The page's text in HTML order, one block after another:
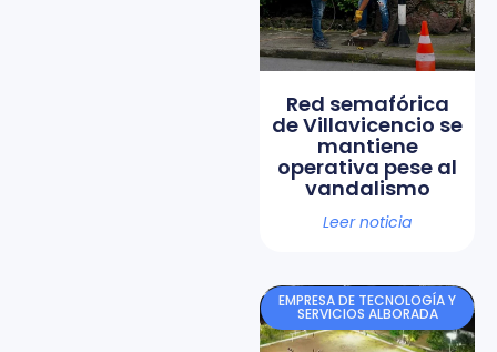
Red semafórica
de Villavicencio se
mantiene
operativa pese al
vandalismo
Leer noticia
EMPRESA DE TECNOLOGÍA Y
SERVICIOS ALBORADA